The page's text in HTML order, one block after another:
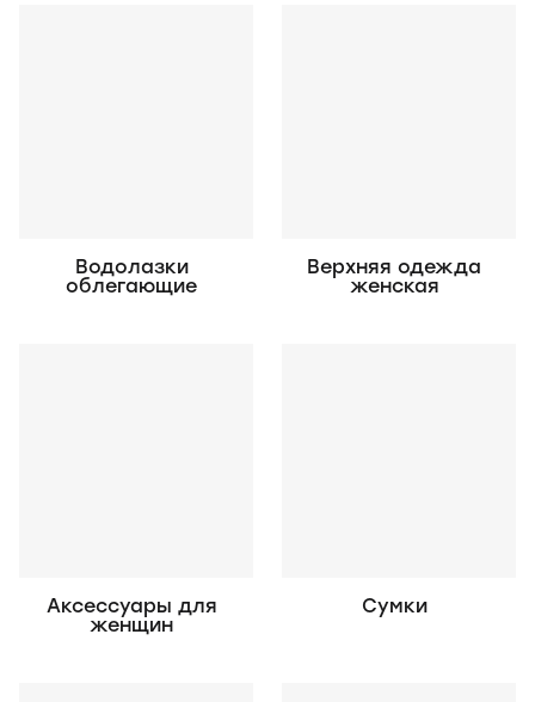
Водолазки
облегающие
Верхняя одежда
женская
Аксессуары для
женщин
Сумки